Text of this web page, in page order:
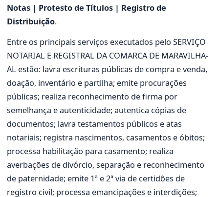
Notas | Protesto de Títulos | Registro de
Distribuição.
Entre os principais serviços executados pelo SERVIÇO
NOTARIAL E REGISTRAL DA COMARCA DE MARAVILHA-
AL estão: lavra escrituras públicas de compra e venda,
doação, inventário e partilha; emite procurações
públicas; realiza reconhecimento de firma por
semelhança e autenticidade; autentica cópias de
documentos; lavra testamentos públicos e atas
notariais; registra nascimentos, casamentos e óbitos;
processa habilitação para casamento; realiza
averbações de divórcio, separação e reconhecimento
de paternidade; emite 1ª e 2ª via de certidões de
registro civil; processa emancipações e interdições;